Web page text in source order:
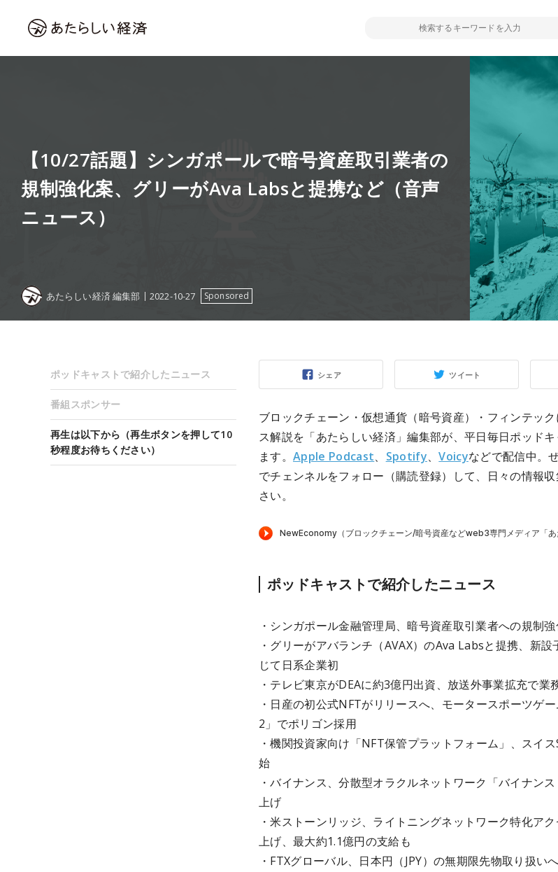
【10/27話題】シンガポールで暗号資産取引業者の
規制強化案、グリーがAva Labsと提携など（音声
ニュース）
あたらしい経済 編集部 2022-10-27 Sponsored
シェア ツイート
ブロックチェーン・仮想通貨（暗号資産）・フィンテッ
ス解説を「あたらしい経済」編集部が、平日毎日ポッド
ます。 Apple Podcast、 Spotify、Voicyなどで配信中。
でチェンネルをフォロー（購読登録）して、日々の情報
さい。
ポッドキャストで紹介したニュース
・シンガポール金融管理局、暗号資産取引業者への規制
・グリーがアバランチ（AVAX）のAva Labsと提携、新設
じて日系企業初
・テレビ東京がDEAに約3億円出資、放送外事業拡充で業
・日産の初公式NFTがリリースへ、モータースポーツゲ
2」でポリゴン採用
・機関投資家向け「NFT保管プラットフォーム」、スイ
始
・バイナンス、分散型オラクルネットワーク「バイナン
上げ
・米ストーンリッジ、ライトニングネットワーク特化ア
上げ、最大約1.1億円の支給も
・FTXグローバル、日本円（JPY）の無期限先物取り扱いへ
ポッドキャストで紹介したニュース
番組スポンサー
再生は以下から（再生ボタンを押して10
秒程度お待ちください）